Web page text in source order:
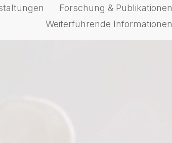
Forschung & Publikationen
Weiterführende Informationen